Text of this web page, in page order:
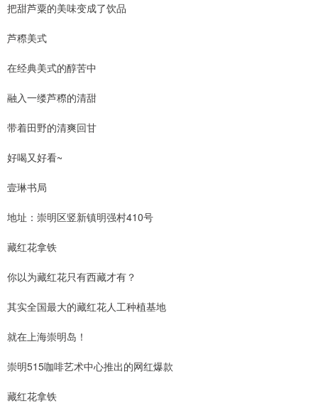
把甜芦粟的美味变成了饮品
芦穄美式
在经典美式的醇苦中
融入一缕芦穄的清甜
带着田野的清爽回甘
好喝又好看~
壹琳书局
地址：崇明区竖新镇明强村410号
藏红花拿铁
你以为藏红花只有西藏才有？
其实全国最大的藏红花人工种植基地
就在上海崇明岛！
崇明515咖啡艺术中心推出的网红爆款
藏红花拿铁